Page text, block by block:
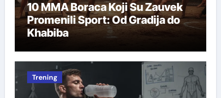
10 MMA Boraca Koji Su Zauvek
Promenili Sport: Od Gradija do
Khabiba
Trening